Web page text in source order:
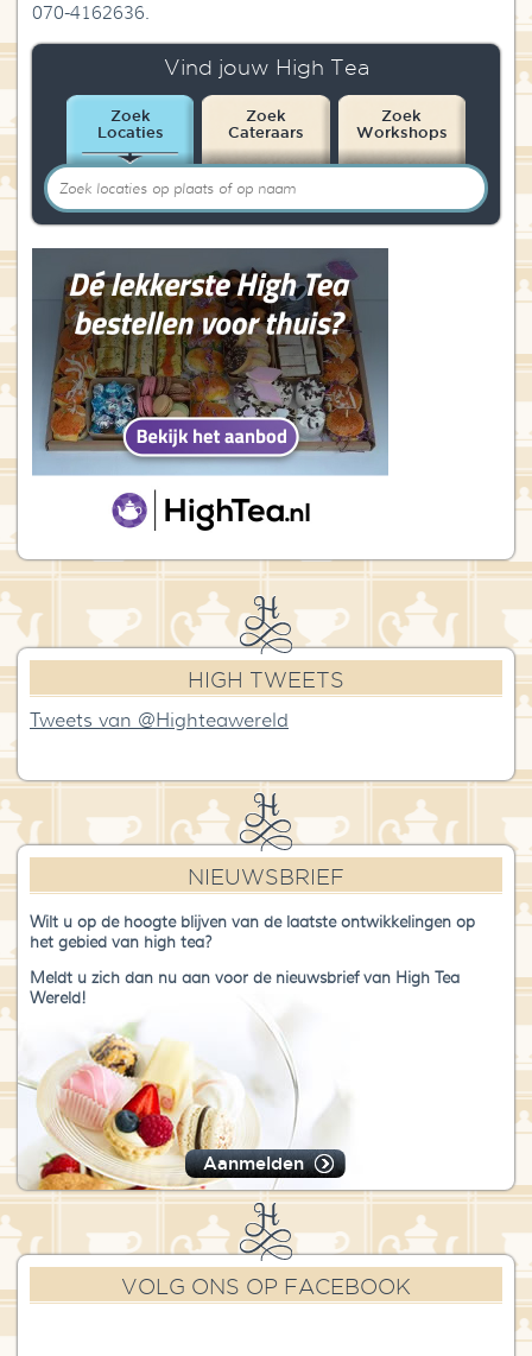
070-4162636.
Vind jouw High Tea
Zoek
Locaties
Zoek
Cateraars
Zoek
Workshops
HIGH TWEETS
Tweets van @Highteawereld
NIEUWSBRIEF
Wilt u op de hoogte blijven van de laatste ontwikkelingen op
het gebied van high tea?
Meldt u zich dan nu aan voor de nieuwsbrief van High Tea
Wereld!
Aanmelden
VOLG ONS OP FACEBOOK